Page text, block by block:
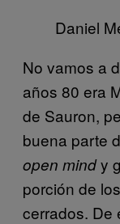
Daniel
No vamos a
años 80 era
de Sauron,
buena parte
open mindy
porción de
cerrados. De